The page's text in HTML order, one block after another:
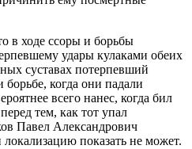
в ходе ссоры и борьбы
удары кулаками обеих
суставах потерпевший
когда они падали
всего нанес, когда бил
тем, как тот упал
Павел Александрович
показать не может.